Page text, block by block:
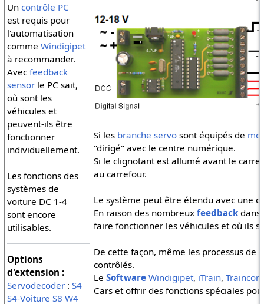
Un contrôle PC
est requis pour
l'automatisation
comme Windigipet
à recommander.
Avec feedback
sensorle PC sait,
où sont les
véhicules et
peuvent-ils être
fonctionner
individuellement.
Les fonctions des
systèmes de
voiture DC 1-4
sont encore
utilisables.
Options
d'extension :
Servodecoder: S4
S4-Voiture S8 W4
Si les branche servosont équipés de
"dirigé" avec le centre numérique.
Si le clignotant est allumé avant le
au carrefour.
Le système peut être étendu avec une
En raison des nombreux feedbackdans
faire fonctionner les véhicules et où ils
De cette façon, même les processus de
contrôlés.
Le Software Windigipet, iTrain,
Cars et offrir des fonctions spéciales